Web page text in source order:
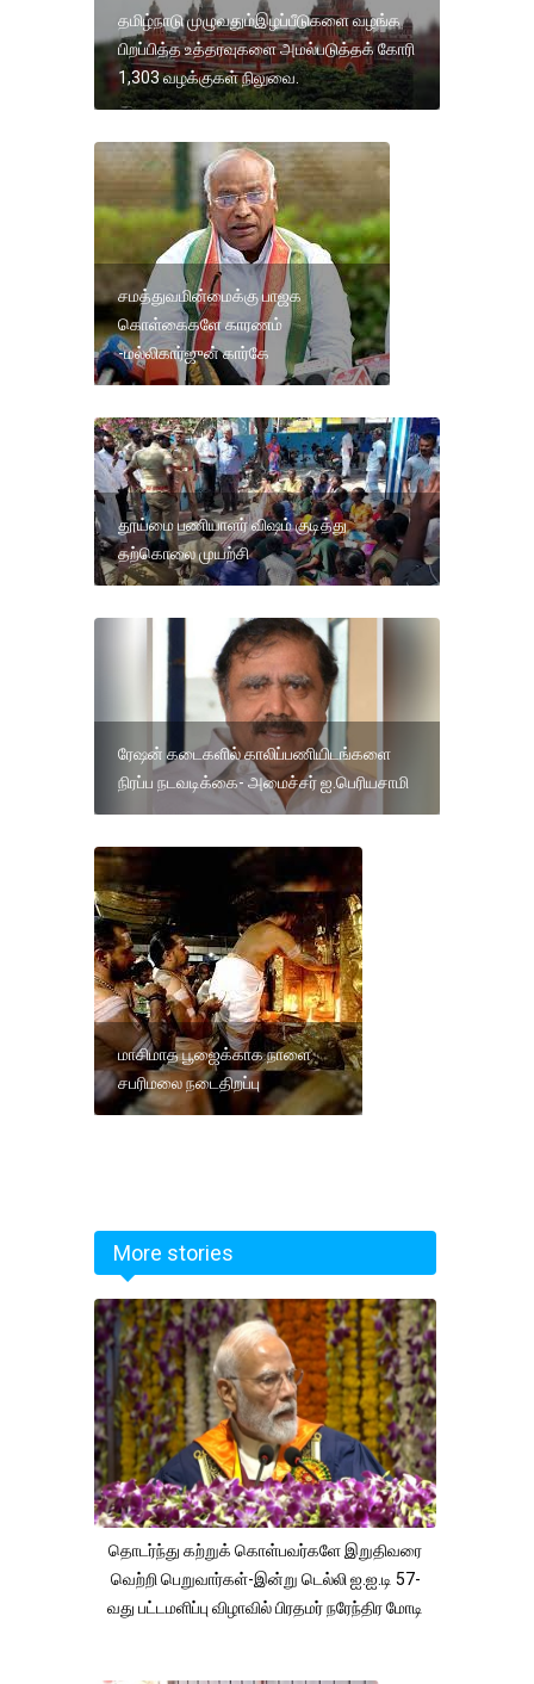
தமிழ்நாடு முழுவதும்இழப்பீடுகளை வழங்க
பிறப்பித்த உத்தரவுகளை அமல்படுத்தக் கோரி
1,303 வழக்குகள் நிலுவை.
சமத்துவமின்மைக்கு பாஜக
கொள்கைகளே காரணம்
-மல்லிகார்ஜுன் கார்கே
தூய்மை பணியாளர் விஷம் குடித்து
தற்கொலை முயற்சி
ரே‌ஷன் கடைகளில் காலிப்பணியிடங்களை
நிரப்ப நடவடிக்கை- அமைச்சர் ஐ.பெரியசாமி
மாசிமாத பூஜைக்காக நாளை
சபரிமலை நடைதிறப்பு
More stories
தொடர்ந்து கற்றுக் கொள்பவர்களே இறுதிவரை
வெற்றி பெறுவார்கள்-இன்று டெல்லி ஐ.ஐ.டி 57-
வது பட்டமளிப்பு விழாவில் பிரதமர் நரேந்திர மோடி